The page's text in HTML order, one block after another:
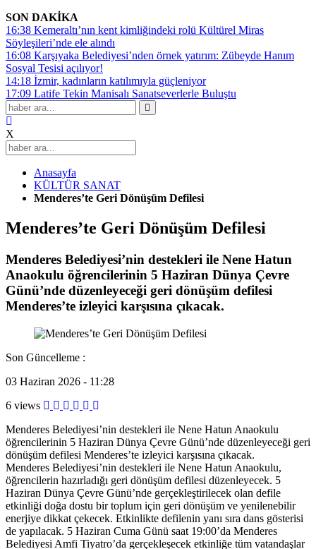
SON DAKİKA
16:38 Kemeraltı’nın kent kimliğindeki rolü Kültürel Miras
Söyleşileri’nde ele alındı
16:08 Karşıyaka Belediyesi’nden örnek yatırım: Zübeyde Hanım
Sosyal Tesisi açılıyor!
14:18 İzmir, kadınların katılımıyla güçleniyor
17:09 Latife Tekin Manisalı Sanatseverlerle Buluştu
X
Anasayfa
KÜLTÜR SANAT
Menderes’te Geri Dönüşüm Defilesi
Menderes’te Geri Dönüşüm Defilesi
Menderes Belediyesi’nin destekleri ile Nene Hatun
Anaokulu öğrencilerinin 5 Haziran Dünya Çevre
Günü’nde düzenleyeceği geri dönüşüm defilesi
Menderes’te izleyici karşısına çıkacak.
Son Güncelleme :
03 Haziran 2026 - 11:28
6 views
Menderes Belediyesi’nin destekleri ile Nene Hatun Anaokulu
öğrencilerinin 5 Haziran Dünya Çevre Günü’nde düzenleyeceği geri
dönüşüm defilesi Menderes’te izleyici karşısına çıkacak.
Menderes Belediyesi’nin destekleri ile Nene Hatun Anaokulu,
öğrencilerin hazırladığı geri dönüşüm defilesi düzenleyecek. 5
Haziran Dünya Çevre Günü’nde gerçekleştirilecek olan defile
etkinliği doğa dostu bir toplum için geri dönüşüm ve yenilenebilir
enerjiye dikkat çekecek. Etkinlikte defilenin yanı sıra dans gösterisi
de yapılacak. 5 Haziran Cuma Günü saat 19:00’da Menderes
Belediyesi Amfi Tiyatro’da gerçekleşecek etkinliğe tüm vatandaşlar